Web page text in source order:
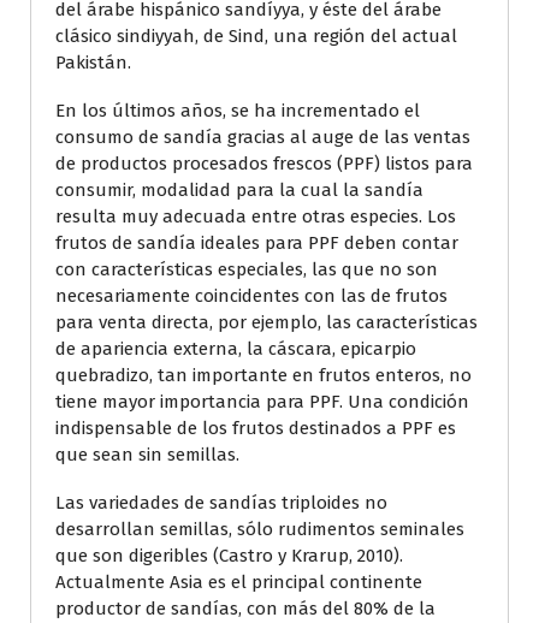
del árabe hispánico sandíyya, y éste del árabe
clásico sindiyyah, de Sind, una región del actual
Pakistán.
En los últimos años, se ha incrementado el
consumo de sandía gracias al auge de las ventas
de productos procesados frescos (PPF) listos para
consumir, modalidad para la cual la sandía
resulta muy adecuada entre otras especies. Los
frutos de sandía ideales para PPF deben contar
con características especiales, las que no son
necesariamente coincidentes con las de frutos
para venta directa, por ejemplo, las características
de apariencia externa, la cáscara, epicarpio
quebradizo, tan importante en frutos enteros, no
tiene mayor importancia para PPF. Una condición
indispensable de los frutos destinados a PPF es
que sean sin semillas.
Las variedades de sandías triploides no
desarrollan semillas, sólo rudimentos seminales
que son digeribles (Castro y Krarup, 2010).
Actualmente Asia es el principal continente
productor de sandías, con más del 80% de la